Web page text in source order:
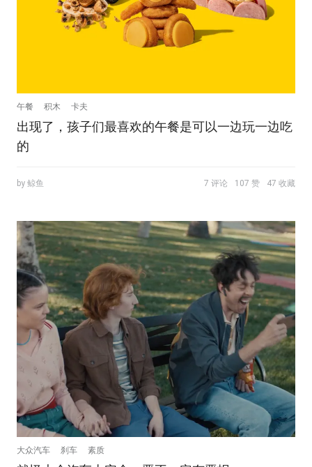
午餐 积木 卡夫
出现了，孩子们最喜欢的午餐是可以一边玩一边吃
的
by 鲸鱼 7 评论 107 赞 47 收藏
大众汽车 刹车 素质